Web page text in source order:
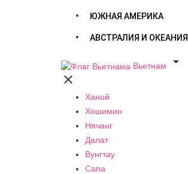
ЮЖНАЯ АМЕРИКА
АВСТРАЛИЯ И ОКЕАНИЯ
Вьетнам


Ханой
Хошимин
Нячанг
Далат
Вунгтау
Сапа